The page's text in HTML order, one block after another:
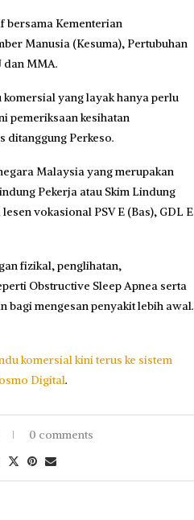
bersama Kementerian
Manusia (Kesuma), Pertubuhan
dan MMA.
yang layak hanya perlu
pemeriksaan kesihatan
ditanggung Perkeso.
Malaysia yang merupakan
Pekerja atau Skim Lindung
vokasional PSV E (Bas), GDL E
fizikal, penglihatan,
Obstructive Sleep Apnea serta
bagi mengesan penyakit lebih awal.
komersial kini terus ke sistem
Digital.
0 comments